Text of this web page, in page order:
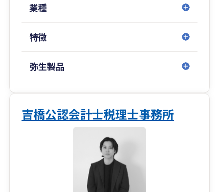
業種
特徴
弥生製品
吉橋公認会計士税理士事務所